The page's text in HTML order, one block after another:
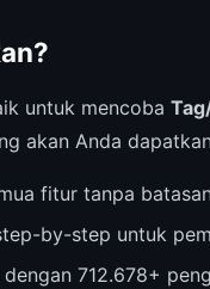
untuk mencoba
akan Anda
fitur tanpa
by-step untuk
712.678+